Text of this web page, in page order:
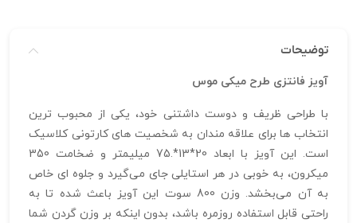
توضیحات
آویز فانتزی طرح میکی موس
با طراحی ظریف و دوست‌ داشتنی خود، یکی از محبوب‌ ترین
انتخاب‌ ها برای علاقه‌ مندان به شخصیت‌ های کارتونی کلاسیک
است. این آویز با ابعاد 20*13*.75 میلیمتر و ضخامت 350
میکرون، به خوبی در هر استایلی جای می‌گیرد و جلوه‌ ای خاص
به آن می‌بخشد. وزن 800 سوت این آویز باعث شده تا به
راحتی قابل استفاده روزمره باشد، بدون اینکه بر وزن گردن شما